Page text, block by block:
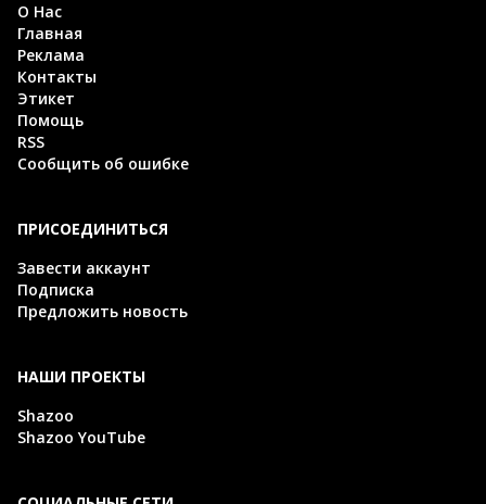
О Нас
Главная
Реклама
Контакты
Этикет
Помощь
RSS
Сообщить об ошибке
ПРИСОЕДИНИТЬСЯ
Завести аккаунт
Подписка
Предложить новость
НАШИ ПРОЕКТЫ
Shazoo
Shazoo YouTube